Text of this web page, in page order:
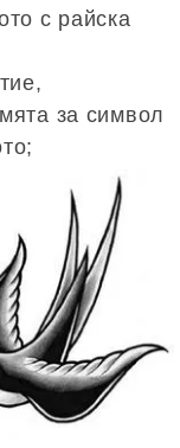
с райска
за символ